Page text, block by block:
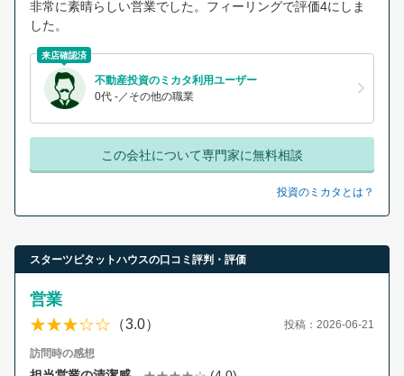
非常に素晴らしい営業でした。フィーリングで評価4にしま
した。
来店確認済
不動産投資のミカタ利用ユーザー
0代 -／その他の職業
この会社について専門家に無料相談
投資のミカタとは？
スターツピタットハウスの口コミ評判・評価
営業
（3.0） 投稿：2026-06-21
訪問時の感想